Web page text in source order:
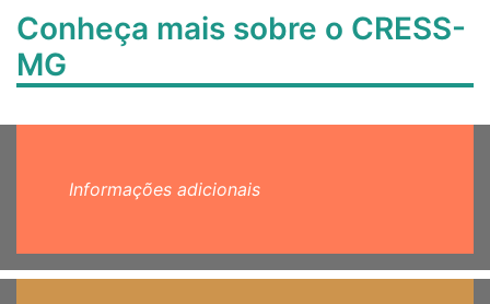
Conheça mais sobre o CRESS-
MG
Informações adicionais